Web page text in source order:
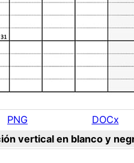
PNG
DOCx
vertical en blanco y